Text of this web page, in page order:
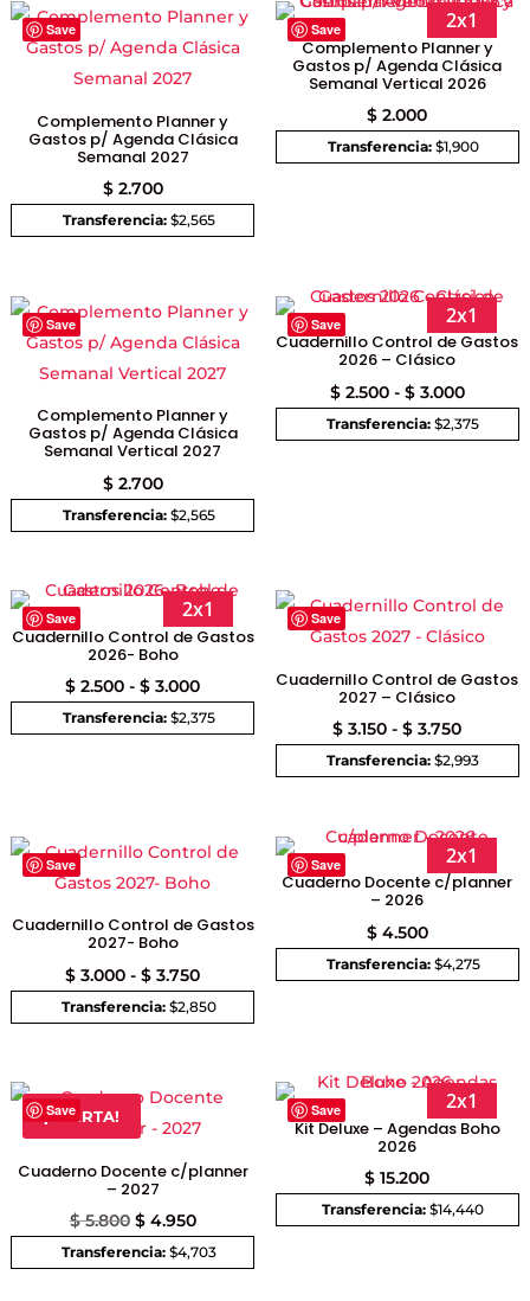
Save
Complemento Planner y
Gastos p/ Agenda Clásica
Semanal 2027
$2.700
Transferencia: $2,565
Save 2x1
Complemento Planner y
Gastos p/ Agenda Clásica
Semanal Vertical 2026
$ 2.000
Transferencia: $1,900
Save
Complemento Planner y
Gastos p/ Agenda Clásica
Semanal Vertical 2027
$2.700
Transferencia: $2,565
Save 2x1
Cuadernillo Control de Gastos
2026 – Clásico
$2.500 - $3.000Rango
de
Transferencia:$2,375
Save 2x1
Cuadernillo Control de Gastos
2026- Boho
$ 2.500 - $ 3.000Rango
de
Transferencia: $2,375
Save
Cuadernillo Control de Gastos
2027 – Clásico
$ 3.150 - $ 3.750Rango
de
$ 3.150
hasta
Transferencia:$2,993
Save
Cuadernillo Control de Gastos
2027- Boho
$ 3.000 - $ 3.750Rango
de
$ 3.000
hasta
Transferencia: $2,850
Save 2x1
Cuaderno Docente c/planner
– 2026
$4.500
Transferencia: $4,275
Save
¡OFERTA!
Cuaderno Docente c/planner
– 2027
$5.800 El
precio
$4.950El
precio
Transferencia: $4,703
Save 2x1
Kit Deluxe – Agendas Boho
2026
$ 15.200
Transferencia:$14,440